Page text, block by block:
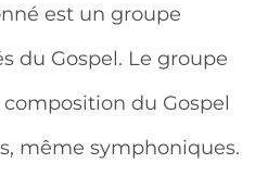
est un groupe
du Gospel. Le groupe
du Gospel
même symphoniques.